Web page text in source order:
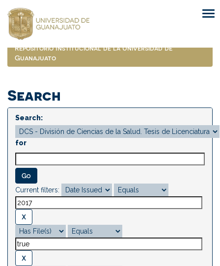
navigation
Repositorio Institucional de la Universidad de
Guanajuato
Search
Search:
for
Current filters: